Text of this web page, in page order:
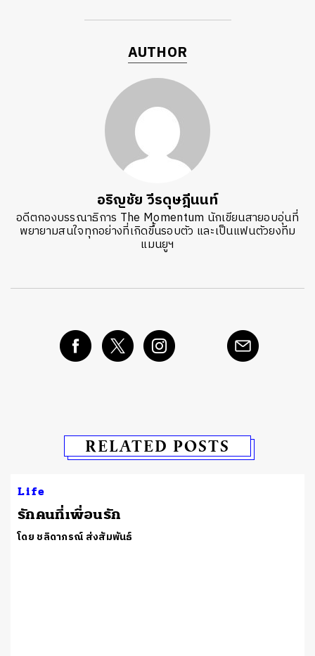
AUTHOR
อริญชัย วีรดุษฎีนนท์
อดีตกองบรรณาธิการ The Momentum นักเขียนสายอบอุ่นที่
พยายามสนใจทุกอย่างที่เกิดขึ้นรอบตัว และเป็นแฟนตัวยงทีม
แมนยูฯ
RELATED POSTS
Life
รักคนที่เพื่อนรัก
โดย ชลิดาภรณ์ ส่งสัมพันธ์